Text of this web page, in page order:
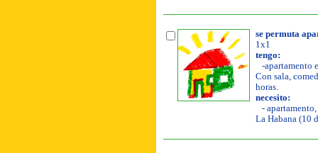
se permuta
1x1
tengo:
-apartamento
Con sala,
horas.
necesito:
-
La Habana (10